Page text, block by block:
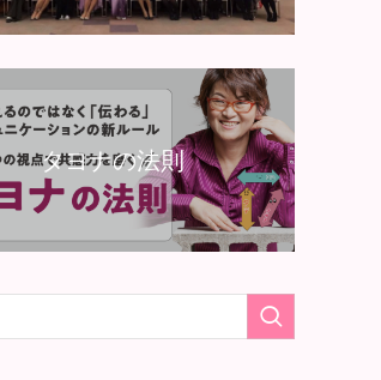
タヨナの法則